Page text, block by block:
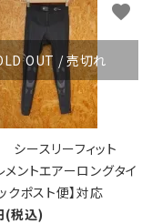
OUT / 売切れ
ースリーフィット
ントエアーロングタイ
クポスト便】対応
(税込)
favorite